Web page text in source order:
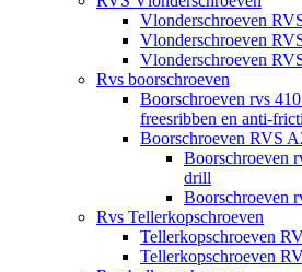
Vlonderschroeven
Vlonderschroeven
Vlonderschroeven
Rvs boorschroeven
Boorschroeven rvs
freesribben en anti-
Boorschroeven RVS
Boorschroeven
drill
Boorschroeven
Rvs Tellerkopschroeven
Tellerkopschroeven
Tellerkopschroeven